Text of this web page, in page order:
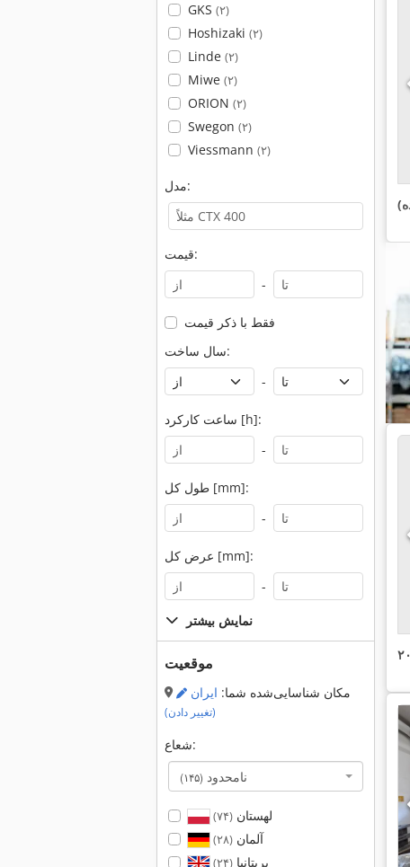
GKS (۲)
Hoshizaki (۲)
Linde (۲)
Miwe (۲)
ORION (۲)
Swegon (۲)
Viessmann (۲)
مدل:
قیمت:
-
فقط با ذکر قیمت
سال ساخت:
-
ساعت کارکرد [h]:
-
طول کل [mm]:
-
عرض کل [mm]:
-
نمایش بیشتر
موقعیت
مکان شناسایی‌شده شما: ایران
(تغییر دادن)
شعاع:
نامحدود (۱۴۵)
لهستان(۷۴)
آلمان(۲۸)
بریتانیا(۲۴)